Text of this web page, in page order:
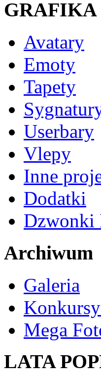
GRAFIKA
Avatary
Emoty
Tapety
Userbary
Vlepy
Inne
Dodatki
Dzwonki
Archiwum
Galeria
Mega
LATA